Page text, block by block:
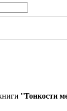
"Тонкости